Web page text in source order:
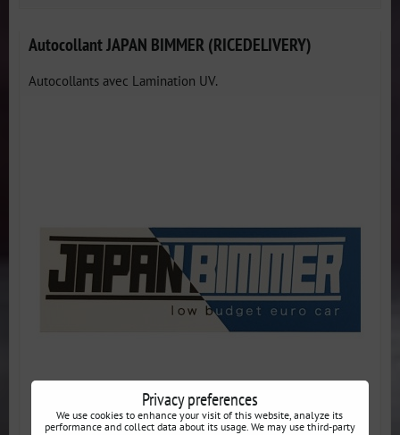
Autocollant JAPAN BIMMER (RICEDELIVERY)
Autocollants avec Lamination UV.
Privacy preferences
We use cookies to enhance your visit of this website, analyze its
performance and collect data about its usage. We may use third-party